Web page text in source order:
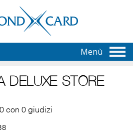
Menù
DELUXE STORE
0 con 0 giudizi